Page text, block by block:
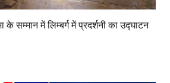
के सम्मान में लिम्बर्ग में प्रदर्शनी का उद्घाटन